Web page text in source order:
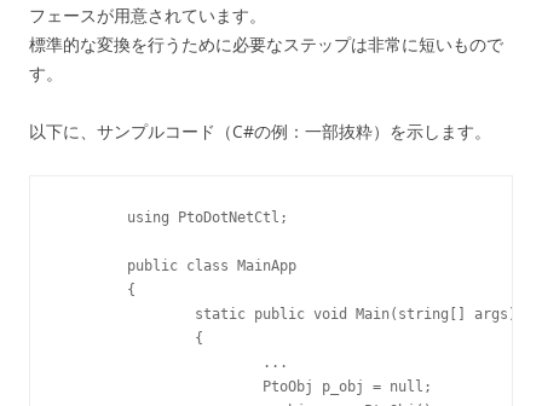
フェースが用意されています。
標準的な変換を行うために必要なステップは非常に短いもので
す。
以下に、サンプルコード（C#の例：一部抜粋）を示します。